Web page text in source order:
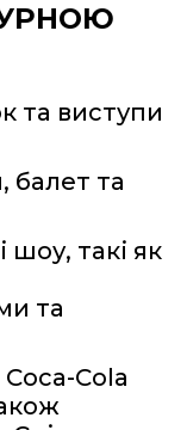
та виступи
балет та
шоу, такі як
та
Cola